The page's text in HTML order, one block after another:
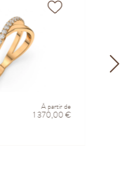
À partir de
1 370,00 €